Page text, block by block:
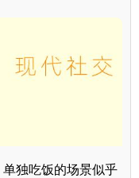
独吃饭的场景似乎